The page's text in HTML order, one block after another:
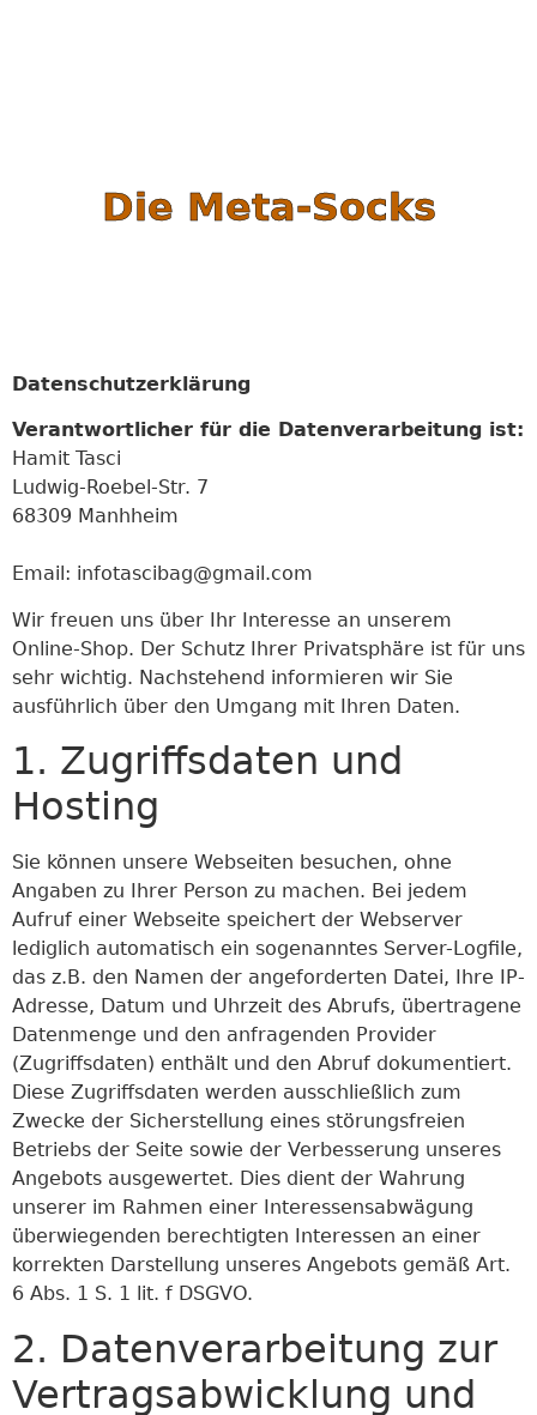
Die Meta-Socks
Datenschutzerklärung
Verantwortlicher für die Datenverarbeitung ist:
Hamit Tasci
Ludwig-Roebel-Str. 7
68309 Manhheim
Email: infotascibag@gmail.com
Wir freuen uns über Ihr Interesse an unserem
Online-Shop. Der Schutz Ihrer Privatsphäre ist für uns
sehr wichtig. Nachstehend informieren wir Sie
ausführlich über den Umgang mit Ihren Daten.
1. Zugriffsdaten und
Hosting
Sie können unsere Webseiten besuchen, ohne
Angaben zu Ihrer Person zu machen. Bei jedem
Aufruf einer Webseite speichert der Webserver
lediglich automatisch ein sogenanntes Server-Logfile,
das z.B. den Namen der angeforderten Datei, Ihre IP-
Adresse, Datum und Uhrzeit des Abrufs, übertragene
Datenmenge und den anfragenden Provider
(Zugriffsdaten) enthält und den Abruf dokumentiert.
Diese Zugriffsdaten werden ausschließlich zum
Zwecke der Sicherstellung eines störungsfreien
Betriebs der Seite sowie der Verbesserung unseres
Angebots ausgewertet. Dies dient der Wahrung
unserer im Rahmen einer Interessensabwägung
überwiegenden berechtigten Interessen an einer
korrekten Darstellung unseres Angebots gemäß Art.
6 Abs. 1 S. 1 lit. f DSGVO.
2. Datenverarbeitung zur
Vertragsabwicklung und